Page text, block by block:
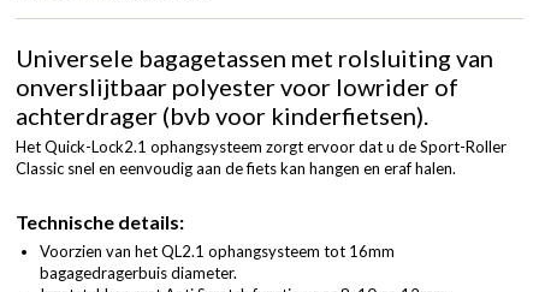
Universele bagagetassen met rolsluiting van
onverslijtbaar polyester voor lowrider of
achterdrager (bvb voor kinderfietsen).
Het Quick-Lock2.1 ophangsysteem zorgt ervoor dat u de Sport-Roller
Classic snel en eenvoudig aan de fiets kan hangen en eraf halen.
Technische details:
Voorzien van het QL2.1 ophangsysteem tot 16mm
bagagedragerbuis diameter.